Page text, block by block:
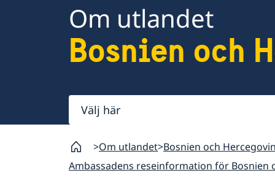
Om utlandet
Bosnien och
Välj
här
Om utlandet Bosnien och
Ambassadens reseinformation för Bosnien